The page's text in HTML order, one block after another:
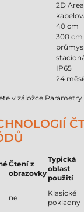
2D
40 cm
300 cm
IP65
24
v záložce Parametry!
Čtení z
obrazovky
Typická
oblast
použití
ne
Klasické
pokladny